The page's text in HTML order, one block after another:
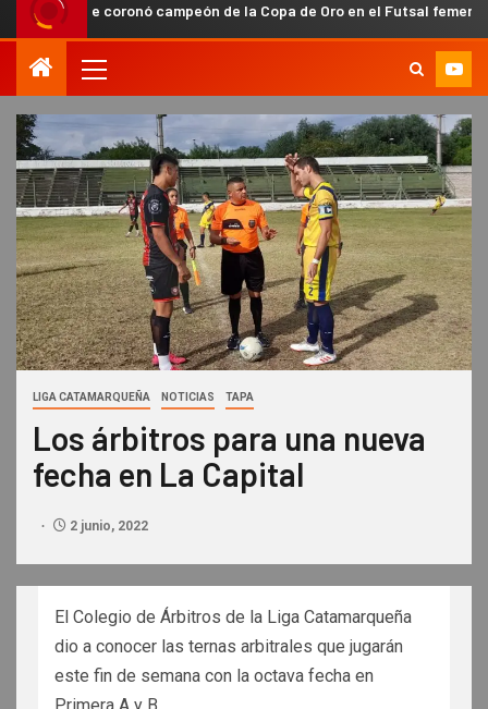
coronó campeón de la Copa de Oro en el Futsal femenino de Capital
LIGA CATAMARQUEÑA NOTICIAS TAPA
Los árbitros para una nueva
fecha en La Capital
2 junio, 2022
El Colegio de Árbitros de la Liga Catamarqueña
dio a conocer las ternas arbitrales que jugarán
este fin de semana con la octava fecha en